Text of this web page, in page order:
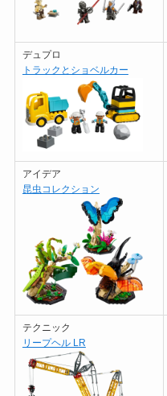
デュプロ
トラックとショベルカー
アイデア
昆虫コレクション
テクニック
リープヘル LR